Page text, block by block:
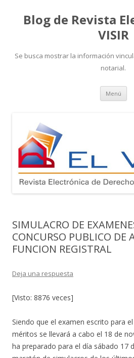
Blog de Revista
VISIR
Se busca mostrar la información
notarial.
Menú Ir
SIMULACRO DE
CONCURSO PUBLICO DE
FUNCION REGISTRAL
Deja una respuesta
[Visto: 8876 veces]
Siendo que el examen escrito para
méritos se llevará a cabo el 18 de
ha preparado para el día sábado 17